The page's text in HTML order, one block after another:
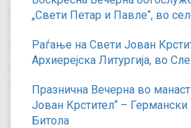
„Свети Петар и Павле“, во
Раѓање на Свети Јован
Архиерејска Литургија, во
Празнична Вечерна во
Јован Крстител“ –
Битола